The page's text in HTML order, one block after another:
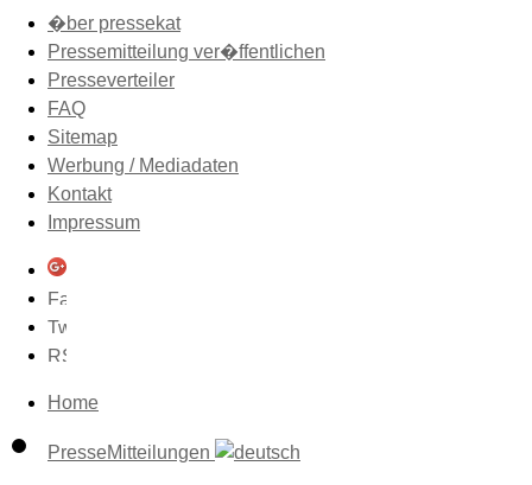
�ber pressekat
Pressemitteilung ver�ffentlichen
Presseverteiler
FAQ
Sitemap
Werbung / Mediadaten
Kontakt
Impressum
Home
PresseMitteilungen